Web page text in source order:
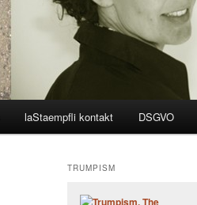
laStaempfli kontakt DSGVO
TRUMPISM